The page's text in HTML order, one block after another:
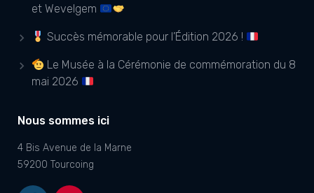
et Wevelgem
Succès mémorable pour l’Édition 2026 !
Le Musée à la Cérémonie de commémoration du 8
mai 2026
Nous sommes ici
4 Bis Avenue de la Marne
59200 Tourcoing